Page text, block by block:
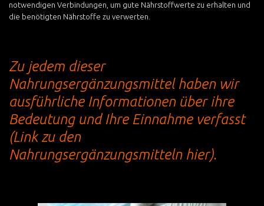
notwendigen Verbindungen, um gute Nährstoffwerte zu erhalten und
die benötigten Nährstoffe zu verwerten.
Zu jedem dieser
Nahrungsergänzungsmittel haben wir
ausführliche Informationen über ihre
Bedeutung und Ihre Einnahme verfasst
(Link zu den
Nahrungsergänzungsmitteln hier).